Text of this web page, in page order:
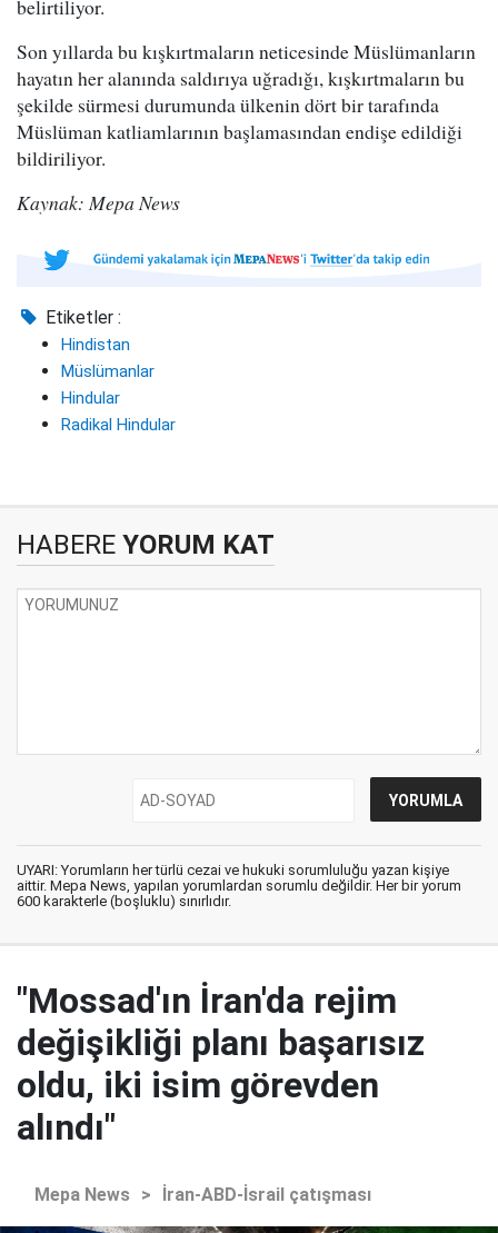
belirtiliyor.
Son yıllarda bu kışkırtmaların neticesinde Müslümanların
hayatın her alanında saldırıya uğradığı, kışkırtmaların bu
şekilde sürmesi durumunda ülkenin dört bir tarafında
Müslüman katliamlarının başlamasından endişe edildiği
bildiriliyor.
Kaynak: Mepa News
Etiketler :
Hindistan
Müslümanlar
Hindular
Radikal Hindular
HABERE YORUM KAT
UYARI: Yorumların her türlü cezai ve hukuki sorumluluğu yazan kişiye
aittir. Mepa News, yapılan yorumlardan sorumlu değildir. Her bir yorum
600 karakterle (boşluklu) sınırlıdır.
"Mossad'ın İran'da rejim
değişikliği planı başarısız
oldu, iki isim görevden
alındı"
Mepa News > İran-ABD-İsrail çatışması